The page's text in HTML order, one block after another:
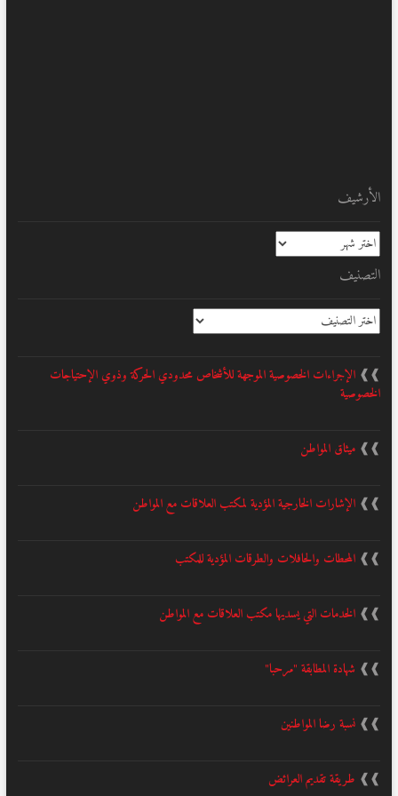
الأرشيف
الأرشيف
التصنيف
التصنيف
❱❱ الإجراءات الخصوصية الموجهة للأشخاص محدودي الحركة وذوي الإحتياجات
الخصوصية
❱❱ ميثاق المواطن
❱❱ الإشارات الخارجية المؤدية لمكتب العلاقات مع المواطن
❱❱ المحطات والحافلات والطرقات المؤدية للمكتب
❱❱ الخدمات التي يسديها مكتب العلاقات مع المواطن
❱❱ شهادة المطابقة "مرحبا"
❱❱ نسبة رضا المواطنين
❱❱ طريقة تقديم العرائض